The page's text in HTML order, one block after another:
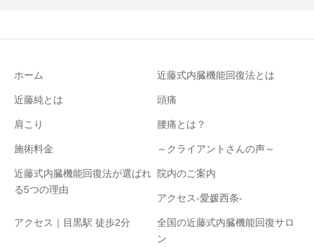
ホーム 近藤式内臓機能回復法とは
近藤純とは 頭痛
肩こり 腰痛とは？
施術料金 ～クライアントさんの声～
近藤式内臓機能回復法が選ばれ
る5つの理由
院内のご案内
アクセス-愛媛西条-
アクセス｜目黒駅 徒歩2分
全国の近藤式内臓機能回復サロ
ン